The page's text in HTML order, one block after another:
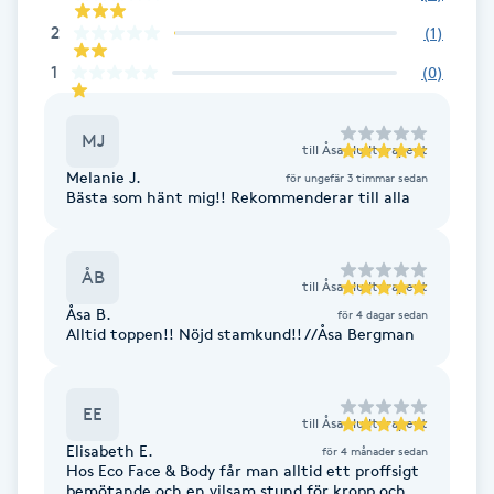
Föning
Gelenaglar
Gravidyoga
Gruppträning
2 (1)
1 (0)
MJ till Åsa Hudterapeut
Melanie J. för ungefär 3 timmar sedan
Bästa som hänt mig!! Rekommenderar till alla
ÅB till Åsa Hudterapeut
Åsa B. för 4 dagar sedan
Alltid toppen!! Nöjd stamkund!! //Åsa Bergman
EE till Åsa Hudterapeut
Elisabeth E. för 4 månader sedan
Hos Eco Face & Body får man alltid ett proffsigt
bemötande och en vilsam stund för kropp och